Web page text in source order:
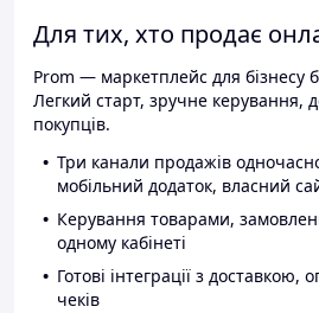
Для тих, хто продає
Prom — маркетплейс для бізнесу
Легкий старт, зручне керування,
покупців.
Три канали продажів
мобільний додаток, власний
Керування товарами,
одному кабінеті
Готові інтеграції з
чеків